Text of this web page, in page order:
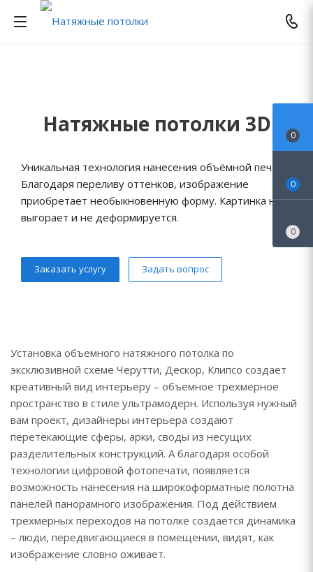
Натяжные потолки 3D
Уникальная технология нанесения объёмной печати.
Благодаря переливу оттенков, изображение
приобретает необыкновенную форму. Картинка не
выгорает и не деформируется.
Заказать услугу Задать вопрос
Установка объемного натяжного потолка по
эксклюзивной схеме Черутти, Дескор, Клипсо создает
креативный вид интерьеру – объемное трехмерное
пространство в стиле ультрамодерн. Используя нужный
вам проект, дизайнеры интерьера создают
перетекающие сферы, арки, своды из несущих
разделительных конструкций. А благодаря особой
технологии цифровой фотопечати, появляется
возможность нанесения на широкоформатные полотна
панелей панорамного изображения. Под действием
трехмерных переходов на потолке создается динамика
– люди, передвигающиеся в помещении, видят, как
изображение словно оживает.
0
0
0